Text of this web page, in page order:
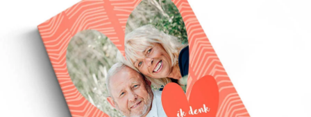
4,8 (gebaseerd op +8.000 reviews)
Onze cadeaus worden gewaardeerd. Klanten beoordelen
ons met een 4,7 op Google Reviews
Gratis wenskaartje